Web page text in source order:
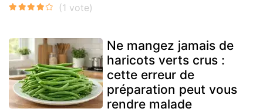
Ne mangez jamais de
haricots verts crus :
cette erreur de
préparation peut vous
rendre malade